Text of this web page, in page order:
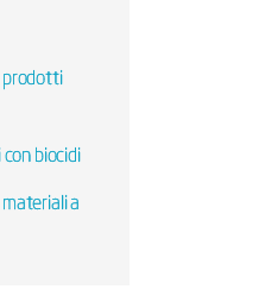
prodotti
biocidi
a